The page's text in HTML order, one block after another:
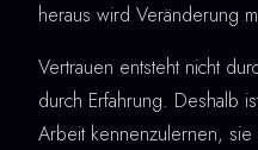
heraus wird Veränderung
Vertrauen entsteht nicht
durch Erfahrung. Deshalb
Arbeit kennenzulernen,